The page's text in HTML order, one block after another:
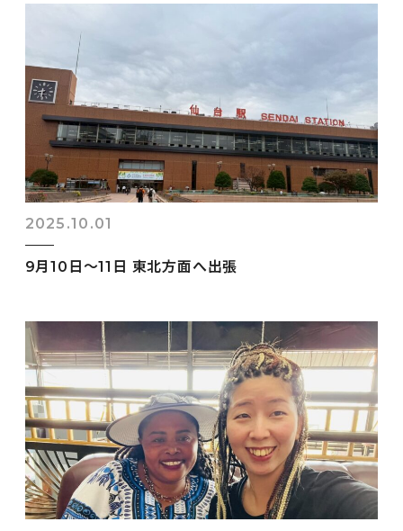
2025.10.01
9月10日～11日 東北方面へ出張